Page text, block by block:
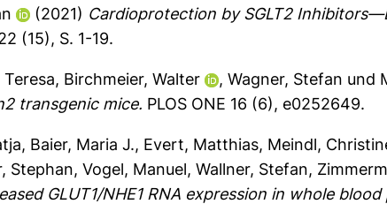
(2021) Cardioprotection by SGLT2
(15), S. 1-19.
, Birchmeier, Walter ,Wagner, Stefan und
transgenic mice. PLOS ONE 16 (6), e0252649.
, Baier, Maria J., Evert, Matthias, Meindl,
Stephan,Vogel, Manuel,Wallner, Stefan,
GLUT1/NHE1 RNA expression in whole